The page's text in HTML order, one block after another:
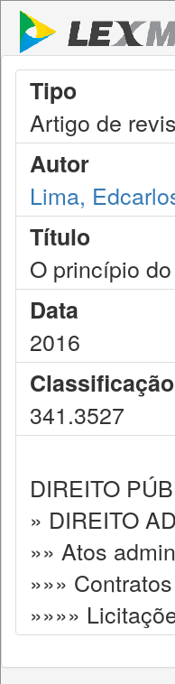
Tipo
Artigo de
Autor
Lima,
Título
O princípio
Data
2016
341.3527
DIREITO
» DIREITO
»» Atos
»»»
»»»»